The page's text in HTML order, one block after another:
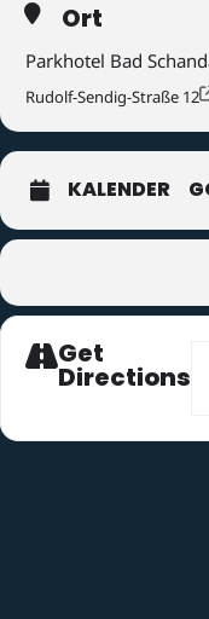
Ort
Parkhotel Bad
Rudolf-Sendig-Straße 12
KALENDER
Get
Directions